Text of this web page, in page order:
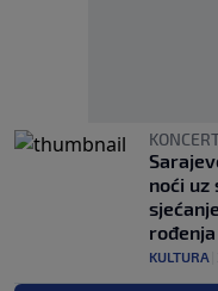
noći uz
KULTURA